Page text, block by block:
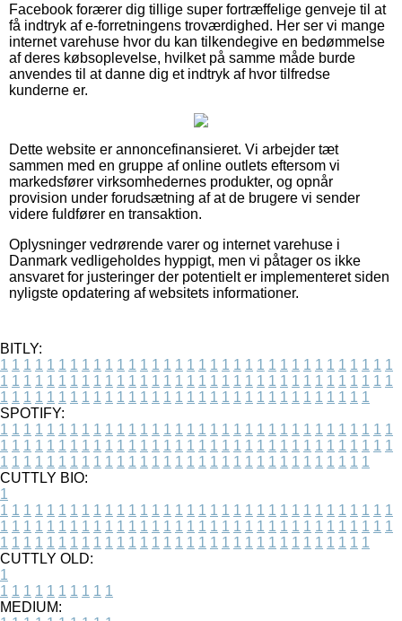
Facebook forærer dig tillige super fortræffelige genveje til at
få indtryk af e-forretningens troværdighed. Her ser vi mange
internet varehuse hvor du kan tilkendegive en bedømmelse
af deres købsoplevelse, hvilket på samme måde burde
anvendes til at danne dig et indtryk af hvor tilfredse
kunderne er.
Dette website er annoncefinansieret. Vi arbejder tæt
sammen med en gruppe af online outlets eftersom vi
markedsfører virksomhedernes produkter, og opnår
provision under forudsætning af at de brugere vi sender
videre fuldfører en transaktion.
Oplysninger vedrørende varer og internet varehuse i
Danmark vedligeholdes hyppigt, men vi påtager os ikke
ansvaret for justeringer der potentielt er implementeret siden
nyligste opdatering af websitets informationer.
BITLY:
1 1 1 1 1 1 1 1 1 1 1 1 1 1 1 1 1 1 1 1 1 1 1 1 1 1 1 1 1 1 1 1 1 1
1 1 1 1 1 1 1 1 1 1 1 1 1 1 1 1 1 1 1 1 1 1 1 1 1 1 1 1 1 1 1 1 1 1
1 1 1 1 1 1 1 1 1 1 1 1 1 1 1 1 1 1 1 1 1 1 1 1 1 1 1 1 1 1 1 1
SPOTIFY:
1 1 1 1 1 1 1 1 1 1 1 1 1 1 1 1 1 1 1 1 1 1 1 1 1 1 1 1 1 1 1 1 1 1
1 1 1 1 1 1 1 1 1 1 1 1 1 1 1 1 1 1 1 1 1 1 1 1 1 1 1 1 1 1 1 1 1 1
1 1 1 1 1 1 1 1 1 1 1 1 1 1 1 1 1 1 1 1 1 1 1 1 1 1 1 1 1 1 1 1
CUTTLY BIO:
1
1 1 1 1 1 1 1 1 1 1 1 1 1 1 1 1 1 1 1 1 1 1 1 1 1 1 1 1 1 1 1 1 1 1
1 1 1 1 1 1 1 1 1 1 1 1 1 1 1 1 1 1 1 1 1 1 1 1 1 1 1 1 1 1 1 1 1 1
1 1 1 1 1 1 1 1 1 1 1 1 1 1 1 1 1 1 1 1 1 1 1 1 1 1 1 1 1 1 1 1
CUTTLY OLD:
1
1 1 1 1 1 1 1 1 1 1
MEDIUM: